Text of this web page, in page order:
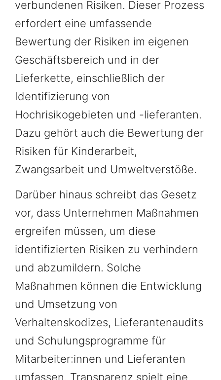
verbundenen Risiken. Dieser Prozess
erfordert eine umfassende
Bewertung der Risiken im eigenen
Geschäftsbereich und in der
Lieferkette, einschließlich der
Identifizierung von
Hochrisikogebieten und -lieferanten.
Dazu gehört auch die Bewertung der
Risiken für Kinderarbeit,
Zwangsarbeit und Umweltverstöße.
Darüber hinaus schreibt das Gesetz
vor, dass Unternehmen Maßnahmen
ergreifen müssen, um diese
identifizierten Risiken zu verhindern
und abzumildern. Solche
Maßnahmen können die Entwicklung
und Umsetzung von
Verhaltenskodizes, Lieferantenaudits
und Schulungsprogramme für
Mitarbeiter:innen und Lieferanten
umfassen. Transparenz spielt eine